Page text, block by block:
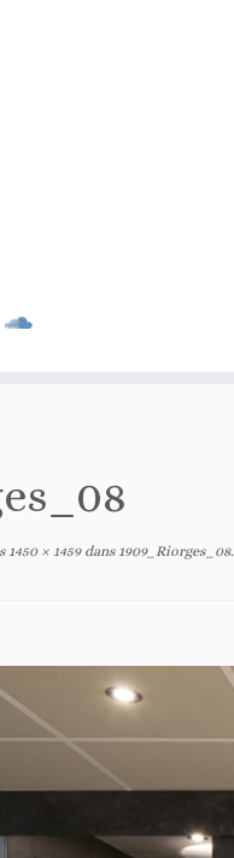
1450 × 1459dans1909_Riorges_08.